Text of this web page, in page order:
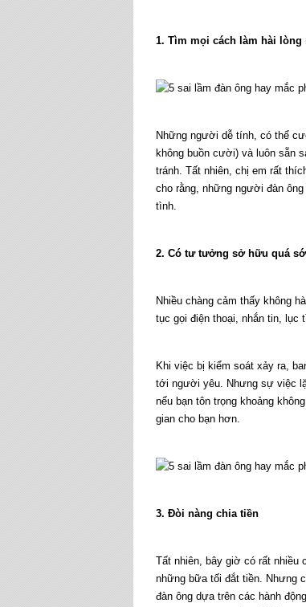
1. Tìm mọi cách làm hài
Những người dễ tính, có thể
không buồn cười) và luôn sẵn
tránh. Tất nhiên, chị em rất
cho rằng, những người đàn
tình.
2. Có tư tưởng sở hữu quá
Nhiều chàng cảm thấy không
tục gọi điện thoại, nhắn tin, lục
Khi việc bị kiểm soát xảy ra,
tới người yêu. Nhưng sự việc
nếu bạn tôn trọng khoảng
gian cho bạn hơn.
3. Đòi nàng chia tiền
Tất nhiên, bây giờ có rất nhiều
những bữa tối đắt tiền. Nhưng
đàn ông dựa trên các hành